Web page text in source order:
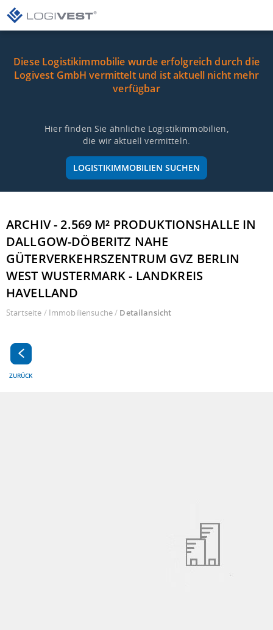
Diese Logistikimmobilie wurde erfolgreich durch die
Logivest GmbH vermittelt und ist aktuell nicht mehr
verfügbar
Hier finden Sie ähnliche Logistikimmobilien,
die wir aktuell vermitteln.
LOGISTIKIMMOBILIEN SUCHEN
ARCHIV - 2.569 M² PRODUKTIONSHALLE IN
DALLGOW-DÖBERITZ NAHE
GÜTERVERKEHRSZENTRUM GVZ BERLIN
WEST WUSTERMARK - LANDKREIS
HAVELLAND
Startseite / Immobiliensuche/ Detailansicht
ZURÜCK